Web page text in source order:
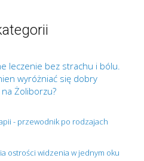
leczenie bez strachu i bólu.
wyróżniać się dobry
Żoliborzu?
- przewodnik po rodzajach
ostrości widzenia w jednym oku